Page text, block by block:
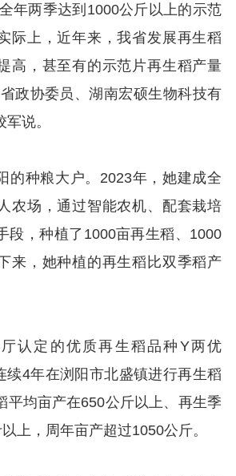
年两季达到1000公斤以上的示范
际上，近年来，我省发展再生稻
高，甚至有的示范片再生稻产量
政协委员、湖南宏硕生物科技有
说。
的种粮大户。2023年，她建成全
农场，通过智能农机、配套栽培
段，种植了1000亩再生稻、1000
来，她种植的再生稻比双季稻产
认定的优质再生稻品种Y两优
续4年在浏阳市北盛镇进行再生稻
平均亩产在650公斤以上、再生季
上，周年亩产超过1050公斤。